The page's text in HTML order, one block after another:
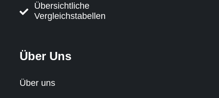
Übersichtliche
Vergleichstabellen
Über Uns
Über uns